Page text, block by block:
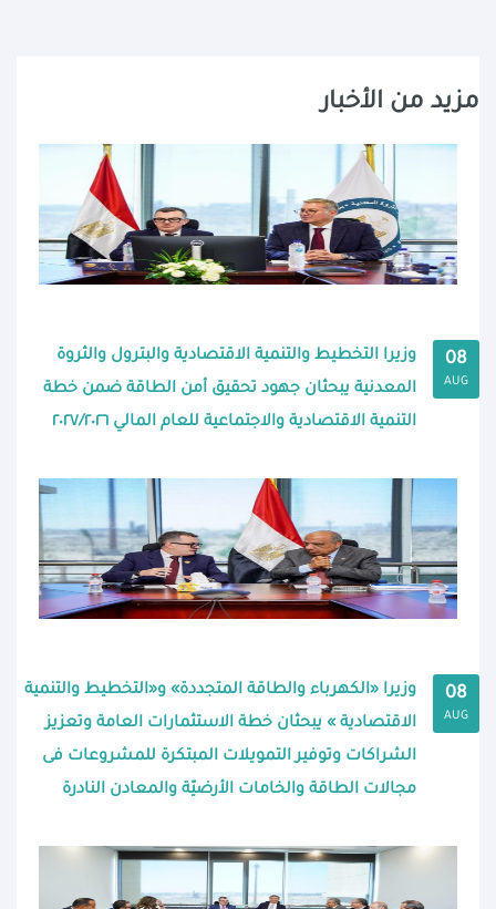
مزيد من الأخبار
08
AUG
وزيرا التخطيط والتنمية الاقتصادية والبترول والثروة
المعدنية يبحثان جهود تحقيق أمن الطاقة ضمن خطة
التنمية الاقتصادية والاجتماعية للعام المالي ٢٠٢٧/٢٠٢٦
08
AUG
وزيرا «الكهرباء والطاقة المتجددة» و«التخطيط والتنمية
الاقتصادية » يبحثان خطة الاستثمارات العامة وتعزيز
الشراكات وتوفير التمويلات المبتكرة للمشروعات فى
مجالات الطاقة والخامات الأرضيّة والمعادن النادرة